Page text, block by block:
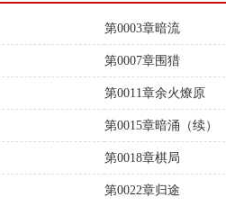
第0003章暗流
第0007章围猎
第0011章余火燎原
第0015章暗涌（续）
第0018章棋局
第0022章归途